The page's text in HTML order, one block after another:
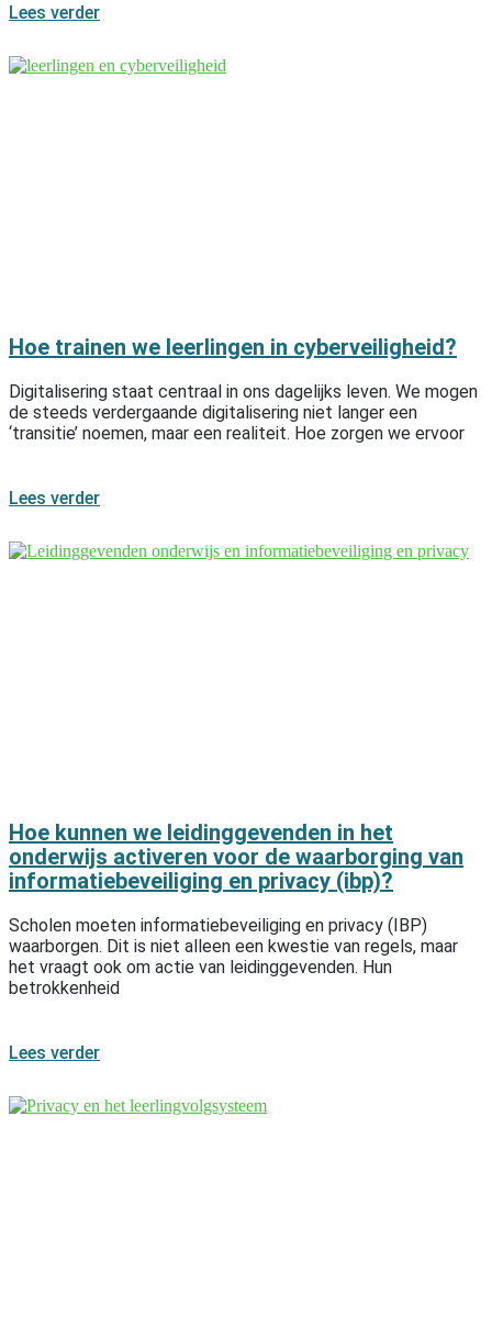
Lees verder
Hoe trainen we leerlingen in cyberveiligheid?
Digitalisering staat centraal in ons dagelijks leven. We mogen
de steeds verdergaande digitalisering niet langer een
‘transitie’ noemen, maar een realiteit. Hoe zorgen we ervoor
Lees verder
Hoe kunnen we leidinggevenden in het
onderwijs activeren voor de waarborging van
informatiebeveiliging en privacy (ibp)?
Scholen moeten informatiebeveiliging en privacy (IBP)
waarborgen. Dit is niet alleen een kwestie van regels, maar
het vraagt ook om actie van leidinggevenden. Hun
betrokkenheid
Lees verder